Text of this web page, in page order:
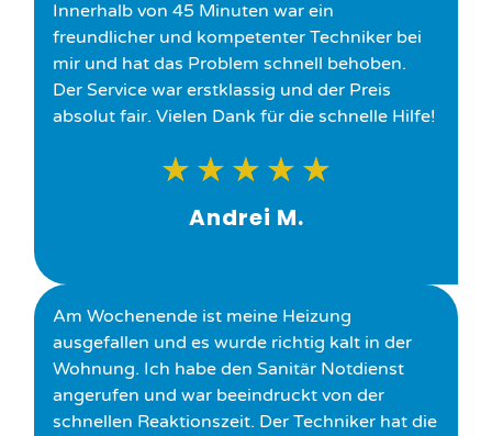
Innerhalb von 45 Minuten war ein
freundlicher und kompetenter Techniker bei
mir und hat das Problem schnell behoben.
Der Service war erstklassig und der Preis
absolut fair. Vielen Dank für die schnelle Hilfe!
★ ★ ★ ★ ★
Andrei M.
Am Wochenende ist meine Heizung
ausgefallen und es wurde richtig kalt in der
Wohnung. Ich habe den Sanitär Notdienst
angerufen und war beeindruckt von der
schnellen Reaktionszeit. Der Techniker hat die